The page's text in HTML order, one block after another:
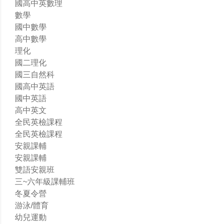
國高中英數理
數學
國中數學
高中數學
理化
國二理化
國三自然科
國高中英語
國中英語
高中英文
全民英檢課程
全民英檢課程
安親課輔
安親課輔
雙語安親班
三~六年級課輔班
冬夏令營
游泳/體育
幼兒運動